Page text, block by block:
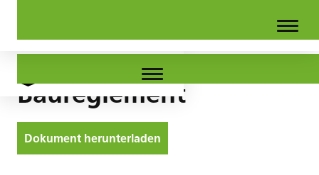
Baureglement
Dokument herunterladen